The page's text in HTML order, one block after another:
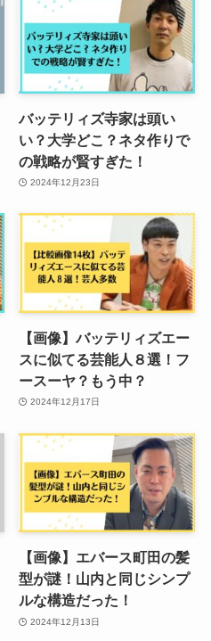
バッテリィズ寺家は頭い
い？大学どこ？ネタ作りで
の戦略が賢すぎた！
2024年12月23日
【画像】バッテリィズエー
スに似てる芸能人８選！フ
ースーヤ？もう中？
2024年12月17日
【画像】エバース町田の髪
型が謎！山内と同じシンプ
ルな構造だった！
2024年12月13日